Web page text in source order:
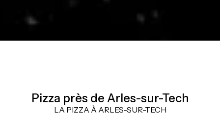
Pizza près de Arles-sur-Tech
LA PIZZA À ARLES-SUR-TECH